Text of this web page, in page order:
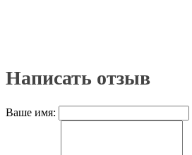
Написать отзыв
Ваше имя: